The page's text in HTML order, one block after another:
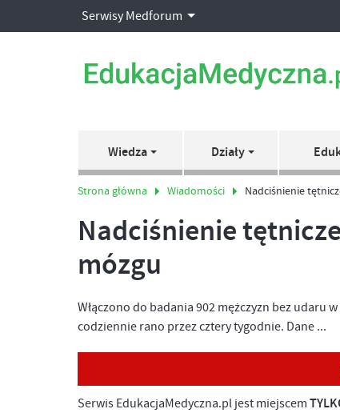
Serwisy Medforum
Wiedza Działy
Strona główna Wiadomości Nadciśnienie
Nadciśnienie
mózgu
Włączono do badania 902 mężczyzn bez udaru
codziennie rano przez cztery tygodnie. Dane ...
Serwis EdukacjaMedyczna.pl jest miejscem